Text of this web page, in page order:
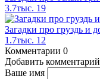
3.7тыс. 19
Загадки про груздь и
1.7тыс. 12
Комментарии 0
Добавить комментарий
Ваше имя